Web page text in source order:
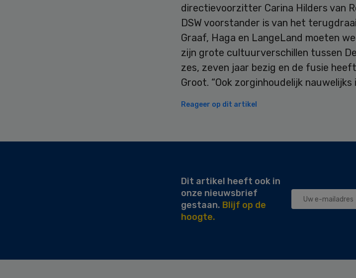
directievoorzitter Carina Hilders van
DSW voorstander is van het
Graaf, Haga en LangeLand moeten
zijn grote cultuurverschillen tussen
zes, zeven jaar bezig en de fusie
Groot. “Ook zorginhoudelijk nauwelijks
Reageer op dit artikel
Dit artikel heeft ook in
onze nieuwsbrief
gestaan. Blijf op de
hoogte.